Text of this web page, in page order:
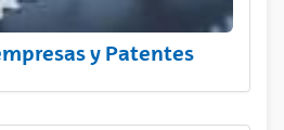
y Patentes